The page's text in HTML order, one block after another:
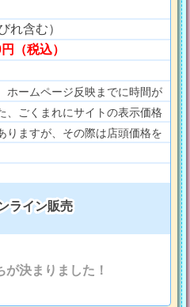
れ含む）
（税込）
ホームページ反映までに時間が
、ごくまれにサイトの表示価格
りますが、その際は店頭価格を
ライン販売
が決まりました！